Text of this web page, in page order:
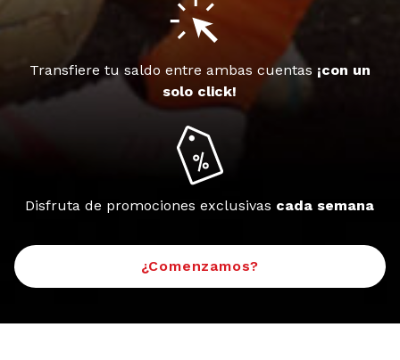
Transfiere tu saldo entre ambas cuentas ¡con un
solo click!
Disfruta de promociones exclusivas cada semana
¿Comenzamos?